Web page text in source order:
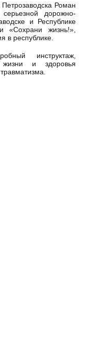
Роман
дорожно-
и Республике
«Сохрани жизнь!»,
в республике.
инструктаж,
и здоровья